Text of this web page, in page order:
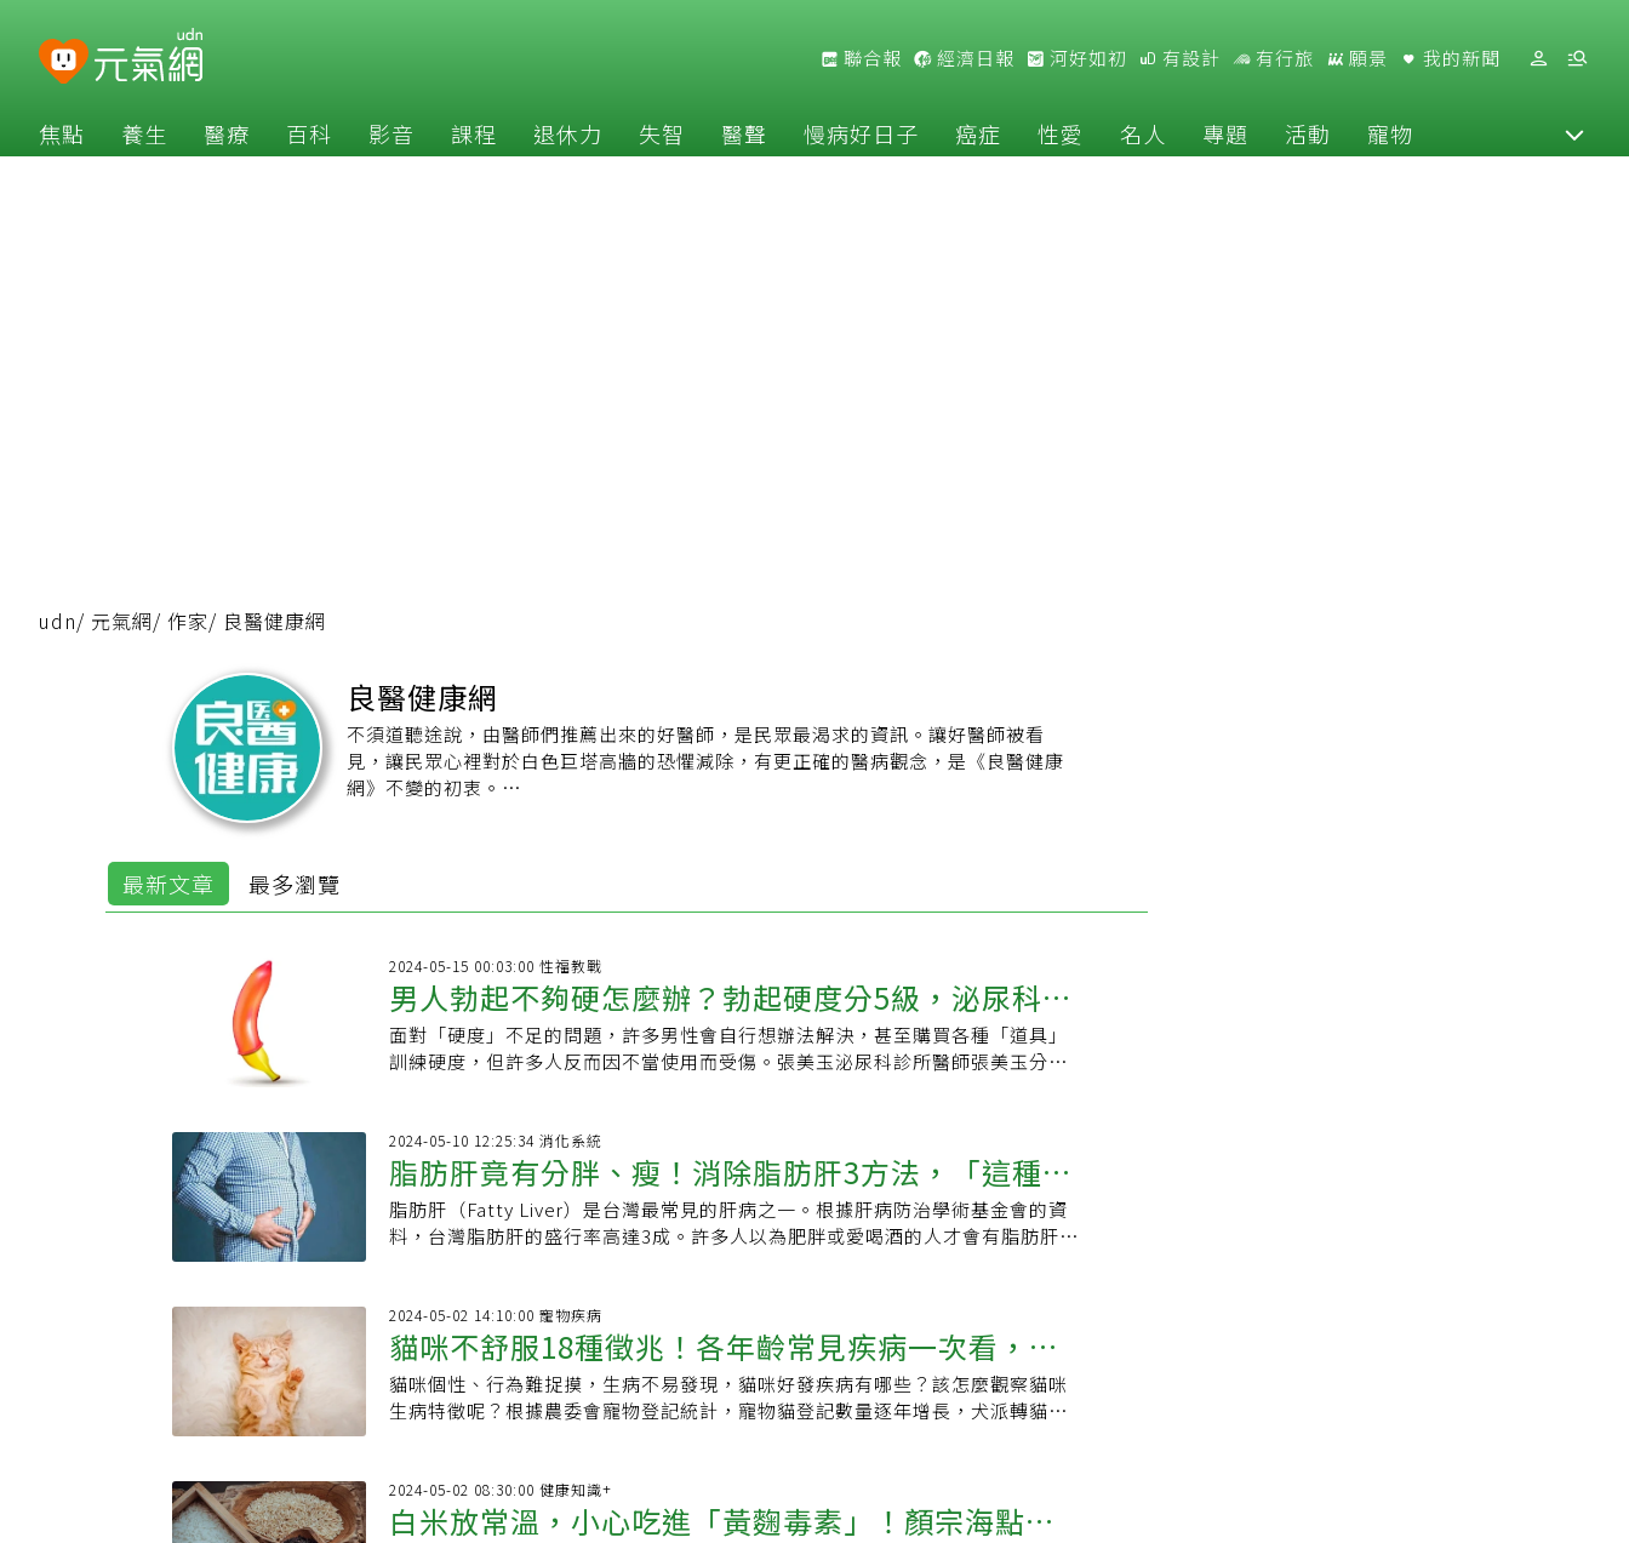
聯合報 經濟日報 河好如初 有設計 有行旅 願景 我的新聞
焦點 養生 醫療 百科 影音 課程 退休力 失智 醫聲 慢病好日子 癌症 性愛 名人 專題 活動 寵物
udn/ 元氣網/ 作家/ 良醫健康網
良醫健康網
不須道聽途說，由醫師們推薦出來的好醫師，是民眾最渴求的資訊。讓好醫師被看
見，讓民眾心裡對於白色巨塔高牆的恐懼減除，有更正確的醫病觀念，是《良醫健康
網》不變的初衷。
最新文章 最多瀏覽
2024-05-15 00:03:00 性福教戰
男人勃起不夠硬怎麼辦？勃起硬度分5級，泌尿科醫
師教你靠「3種食物、2類運動」改善
面對「硬度」不足的問題，許多男性會自行想辦法解決，甚至購買各種「道具」
訓練硬度，但許多人反而因不當使用而受傷。張美玉泌尿科診所醫師張美玉分
2024-05-10 12:25:34 消化系統
脂肪肝竟有分胖、瘦！消除脂肪肝3方法，「這種飲
食方式」最重要
脂肪肝（Fatty Liver）是台灣最常見的肝病之一。根據肝病防治學術基金會的資
料，台灣脂肪肝的盛行率高達3成。許多人以為肥胖或愛喝酒的人才會有脂肪肝，
2024-05-02 14:10:00 寵物疾病
貓咪不舒服18種徵兆！各年齡常見疾病一次看，定
期健檢、早期發現並預防
貓咪個性、行為難捉摸，生病不易發現，貓咪好發疾病有哪些？該怎麼觀察貓咪
生病特徵呢？根據農委會寵物登記統計，寵物貓登記數量逐年增長，犬派轉貓派
2024-05-02 08:30:00 健康知識+
白米放常溫，小心吃進「黃麴毒素」！顏宗海點名